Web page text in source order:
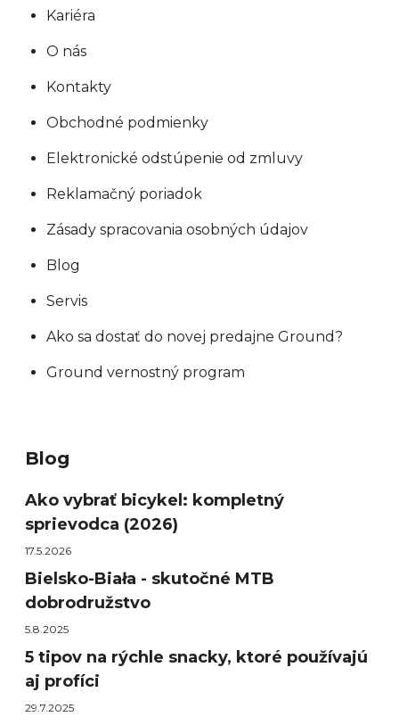
Kariéra
O nás
Kontakty
Obchodné podmienky
Elektronické odstúpenie od zmluvy
Reklamačný poriadok
Zásady spracovania osobných údajov
Blog
Servis
Ako sa dostať do novej predajne Ground?
Ground vernostný program
Blog
Ako vybrať bicykel: kompletný
sprievodca (2026)
17.5.2026
Bielsko-Biała - skutočné MTB
dobrodružstvo
5.8.2025
5 tipov na rýchle snacky, ktoré používajú
aj profíci
29.7.2025